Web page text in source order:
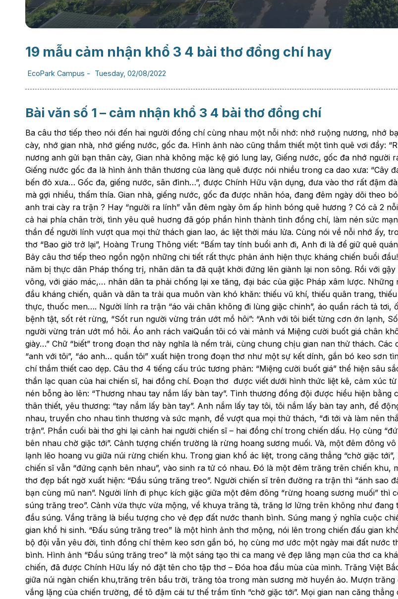
19 mẫu cảm nhận khổ 3 4 bài thơ đồng chí hay
EcoPark Campus - Tuesday, 02/08/2022
Bài văn số 1 – cảm nhận khổ 3 4 bài thơ đồng chí
Ba câu thơ tiếp theo nói đến hai người đồng chí cùng nhau một nỗi nhớ: nhớ ruộng nương, nhớ
cày, nhớ gian nhà, nhớ giếng nước, gốc đa. Hình ảnh nào cũng thắm thiết một tình quê vơi đầy:
nương anh gửi bạn thân cày, Gian nhà không mặc kệ gió lung lay, Giếng nước, gốc đa nhớ người
Giếng nước gốc đa là hình ảnh thân thương của làng quê được nói nhiều trong ca dao xưa: “Cây
bến đò xưa… Gốc đa, giếng nước, sân đình…”, được Chính Hữu vận dụng, đưa vào thơ rất đậm
mà gợi nhiều, thấm thía. Gian nhà, giếng nước, gốc đa được nhân hóa, đang đêm ngày dõi theo
anh trai cày ra trận ? Hay “người ra lính” vẫn đêm ngày ôm ấp hình bóng quê hương ? Có cả 2
cả hai phía chân trời, tình yêu quê huơng đã góp phần hình thành tình đồng chí, làm nén sức
thần để người lính vượt qua mọi thử thách gian lao, ác liệt thời máu lửa. Cùng nói về nỗi nhớ ấy,
thơ “Bao giờ trở lại”, Hoàng Trung Thông viết: “Bấm tay tính buổi anh đi, Anh đi là để giữ quê
Bảy câu thơ tiếp theo ngồn ngộn những chi tiết rất thực phản ánh hiện thực kháng chiến buổi
năm bị thực dân Pháp thống trị, nhân dân ta đã quật khởi đứng lên giành lại non sông. Rồi với gậy
vông, với giáo mác,… nhân dân ta phải chống lại xe tăng, đại bác của giặc Pháp xâm lược. Những
đầu kháng chiến, quân và dân ta trải qua muôn vàn khó khăn: thiếu vũ khí, thiếu quân trang,
thực, thuốc men…. Người lính ra trận “áo vải chân không đi lùng giặc chinh”, áo quần rách tả tơi,
bệnh tật, sốt rét rừng, “Sốt run người vừng trán ướt mồ hôi”: “Anh với tôi biết từng cơn ớn lạnh,
người vừng trán ướt mồ hôi. Áo anh rách vaiQuần tôi có vài mảnh vá Miệng cười buốt giá chân
giày…” Chữ “biết” trong đoạn thơ này nghĩa là nếm trải, cùng chung chịu gian nan thử thách. Các
“anh với tôi”, “áo anh… quần tôi” xuất hiện trong đoạn thơ như một sự kết dính, gắn bó keo sơn
chí thắm thiết cao dẹp. Câu thơ 4 tiếng cấu trúc tương phản: “Miệng cười buốt giá” thể hiện sâu
thần lạc quan của hai chiến sĩ, hai đồng chí. Đoạn thơ được viết dưới hình thức liệt kê, cảm xúc
nén bỗng ào lên: “Thương nhau tay nắm lấy bàn tay”. Tình thương đồng đội được hiểu hiện bằng
thân thiết, yêu thương: “tay nắm lấy bàn tay”. Anh nắm lấy tay tôi, tôi nắm lấy bàn tay anh, để
nhau, truyền cho nhau tình thương và sức mạnh, để vượt qua mọi thử thách, “đi tới và làm nên
trận”. Phần cuối bài thơ ghi lại cảnh hai người chiến sĩ – hai đồng chí trong chiến dấu. Họ cùng
bên nhau chờ giặc tới”. Cảnh tượng chiến trường là rừng hoang sương muối. Và, một đêm đông
lạnh lẽo hoang vu giữa núi rừng chiến khu. Trong gian khổ ác liệt, trong căng thẳng “chờ giặc tới”,
chiến sĩ vẫn “đứng cạnh bên nhau”, vào sinh ra tử có nhau. Đó là một đêm trăng trên chiến khu,
thơ đẹp bất ngờ xuất hiện: “Đầu súng trăng treo”. Người chiến sĩ trên đường ra trận thì “ánh sao
bạn cùng mũ nan”. Người lính đi phục kích giặc giữa một đêm đông “rừng hoang sương muối” thì
súng trăng treo”. Cảnh vừa thực vừa mộng, về khuya trăng tà, trăng lơ lửng trên không như đang
đầu súng. Vầng trăng là biểu tượng cho vẻ đẹp đất nước thanh bình. Súng mang ý nghĩa cuộc
gian khổ hi sinh. “Đấu súng trăng treo” là một hình ảnh thơ mộng, nói lên trong chiến đấu gian
bộ đội vẫn yêu đời, tình đồng chí thêm keo sơn gắn bó, họ cùng mơ ước một ngày mai đất nước
bình. Hình ảnh “Đầu súng trăng treo” là một sáng tạo thi ca mang vẻ đẹp lãng mạn của thơ ca
chiến, đã được Chính Hữu lấy nó đặt tên cho tập thơ – Đóa hoa đầu mùa của mình. Trăng Việt
giữa núi ngàn chiến khu,trăng trên bầu trời, trăng tỏa trong màn sương mờ huyền ảo. Mượn trăng
vắng lặng của chiến trường, để tô đậm cái tư thế trầm tĩnh “chờ giặc tới”. Mọi gian nan căng thẳng